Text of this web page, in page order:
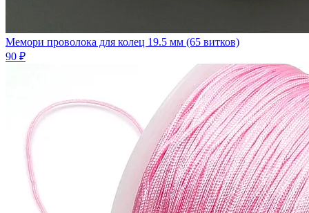
Мемори проволока для колец 19.5 мм (65 витков)
90 ₽